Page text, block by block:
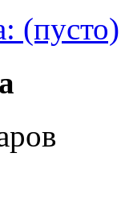
(пусто)